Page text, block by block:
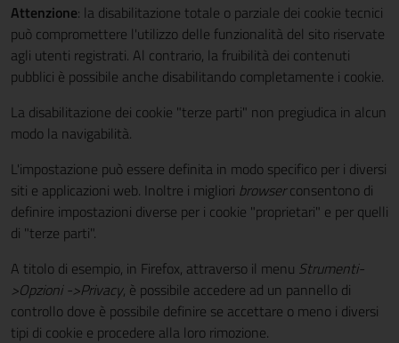
Attenzione: la disabilitazione totale o parziale dei cookie tecnici
può compromettere l'utilizzo delle funzionalità del sito riservate
agli utenti registrati. Al contrario, la fruibilità dei contenuti
pubblici è possibile anche disabilitando completamente i cookie.
La disabilitazione dei cookie "terze parti" non pregiudica in alcun
modo la navigabilità.
L'impostazione può essere definita in modo specifico per i diversi
siti e applicazioni web. Inoltre i migliori browserconsentono di
definire impostazioni diverse per i cookie "proprietari" e per quelli
di "terze parti".
A titolo di esempio, in Firefox, attraverso il menu Strumenti-
>Opzioni ->Privacy, è possibile accedere ad un pannello di
controllo dove è possibile definire se accettare o meno i diversi
tipi di cookie e procedere alla loro rimozione.